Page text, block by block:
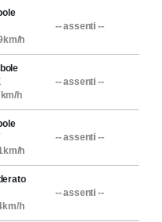
h
-- assenti --
h
-- assenti --
h
-- assenti --
h
-- assenti --